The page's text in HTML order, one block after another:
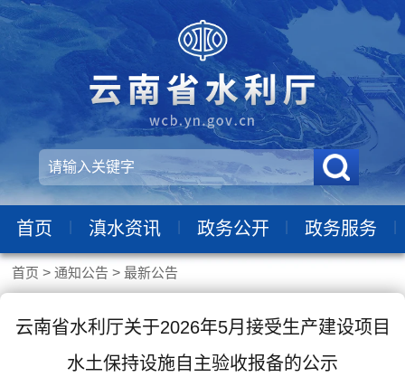
首页 滇水资讯 政务公开 政务服务
首页 >通知公告 >最新公告
云南省水利厅关于2026年5月接受生产建设项目
水土保持设施自主验收报备的公示